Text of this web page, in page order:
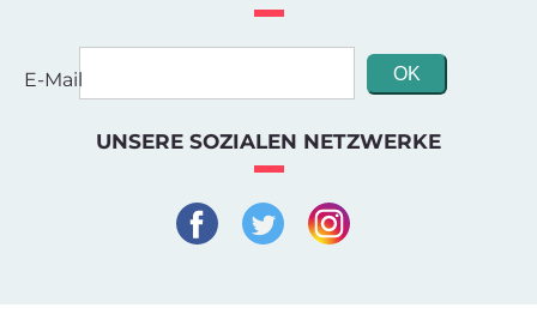
E-Mail
UNSERE SOZIALEN NETZWERKE